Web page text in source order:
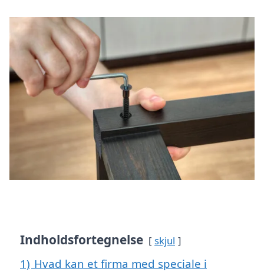
Indholdsfortegnelse skjul
1) Hvad kan et firma med speciale i